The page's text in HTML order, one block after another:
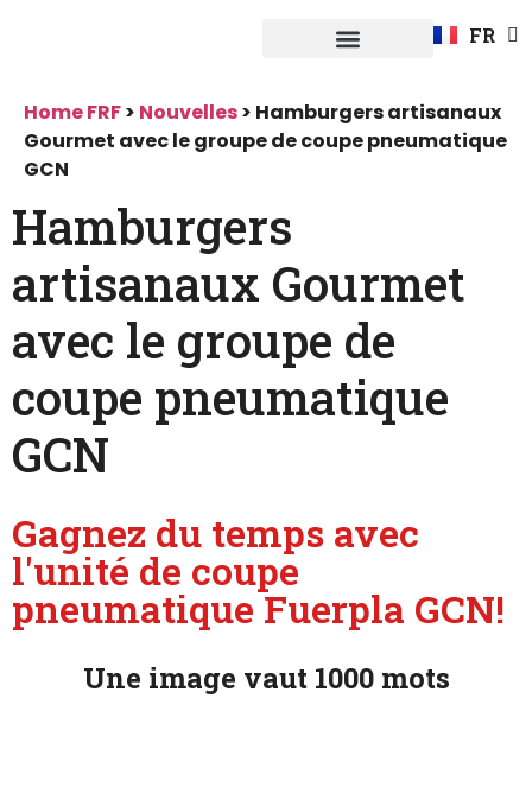
FR
DE
Home FRF> Nouvelles> Hamburgers artisanaux
Gourmet avec le groupe de coupe pneumatique
GCN
Hamburgers
artisanaux Gourmet
avec le groupe de
coupe pneumatique
GCN
Gagnez du temps avec
l'unité de coupe
pneumatique Fuerpla GCN!
Une image vaut 1000 mots